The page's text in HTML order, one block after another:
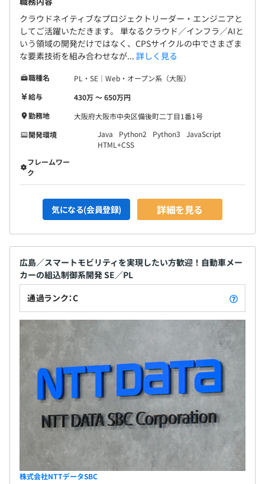
クラウドネイティブなプロジェクトリーダー・エンジニアと
してご活躍いただきます。 単なるクラウド／インフラ／AIと
いう領域の開発だけではなく、CPSサイクルの中でさまざま
な要素技術を組み合わせなが... 詳しく見る
職種名
PL・SE｜Web・オープン系（大阪）
給与
430万 〜 650万円
勤務地
大阪府大阪市中央区備後町二丁目1番1号
開発環境
Java Python2 Python3
JavaScript
HTML+CSS
フレームワー
ク
気になる(会員登録) 詳細を見る
広島／スマートモビリティを実現したい方歓迎！自動車メー
カーの組込制御系開発 SE／PL
通過ランク：C
株式会社NTTデータSBC